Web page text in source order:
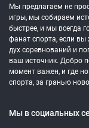
Мы предлагаем не
игры, мы собираем
быстрее, и мы всегда
фанат спорта, если вы
дух соревнований и
ваш источник. Добро
момент важен, и где
спорта, за гранью
Мы в социальных